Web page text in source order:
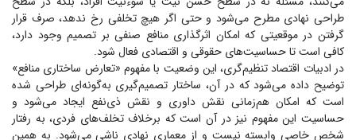
طراحی نهادی مطرح می‌شود و حتی اگر هیچ تخلفی رخ ندهد، صرف قرار
گرفتن در موقعیتی که امکان اثرگذاری منافع صنفی بر تصمیم وجود دارد،
کافی است تا حساسیت‌های حقوقی و اقتصادی فعال شود.
در ادبیات اقتصاد تنظیم‌گری، این وضعیت با مفهوم «تعارض ساختاری منافع»
توضیح داده می‌شود که در آن، ساختار تصمیم‌گیری به‌گونه‌ای طراحی شده
است که امکان هم‌زمانی نقش داوری و نقش ذی‌نفع ایجاد می‌شود و
حساسیت این مفهوم نیز در آن است که برخلاف تخلف‌های فردی، به رفتار
شخص خاصی وابسته نیست و از معماری نهادی ناشی می‌شود. به همین